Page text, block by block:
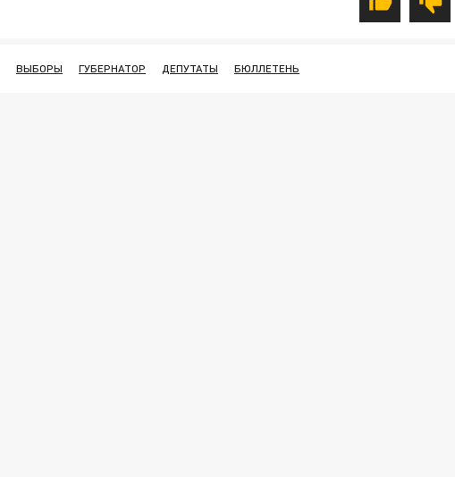
ВЫБОРЫ ГУБЕРНАТОР ДЕПУТАТЫ БЮЛЛЕТЕНЬ